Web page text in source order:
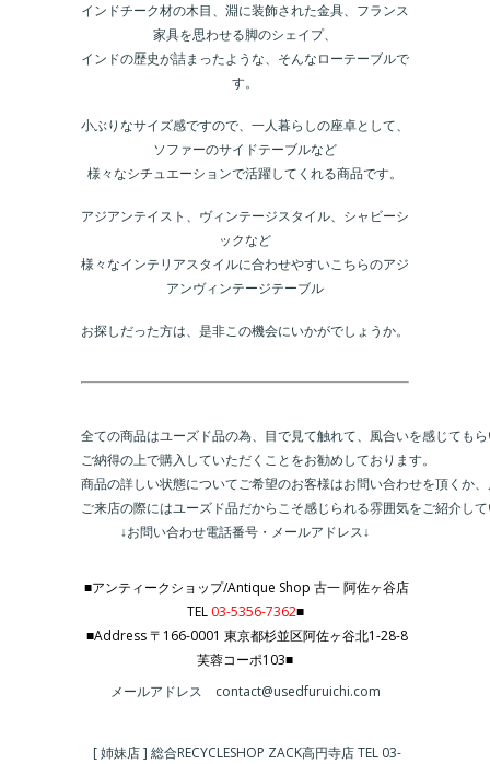
インドチーク材の木目、淵に装飾された金具、フランス
家具を思わせる脚のシェイプ、
インドの歴史が詰まったような、そんなローテーブルで
す。
小ぶりなサイズ感ですので、一人暮らしの座卓として、
ソファーのサイドテーブルなど
様々なシチュエーションで活躍してくれる商品です。
アジアンテイスト、ヴィンテージスタイル、シャビーシ
ックなど
様々なインテリアスタイルに合わせやすいこちらのアジ
アンヴィンテージテーブル
お探しだった方は、是非この機会にいかがでしょうか。
全ての商品はユーズド品の為、目で見て触れて、風合いを感じても
ご納得の上で購入していただくことをお勧めしております。
商品の詳しい状態についてご希望のお客様はお問い合わせを頂くか
ご来店の際にはユーズド品だからこそ感じられる雰囲気をご紹介し
↓お問い合わせ電話番号・メールアドレス↓
■アンティークショップ/Antique Shop 古一 阿佐ヶ谷店
TEL03-5356-7362■
■Address 〒166-0001 東京都杉並区阿佐ヶ谷北1-28-8
芙蓉コーポ103■
メールアドレス contact@usedfuruichi.com
[ 姉妹店 ] 総合RECYCLESHOP ZACK高円寺店 TEL 03-